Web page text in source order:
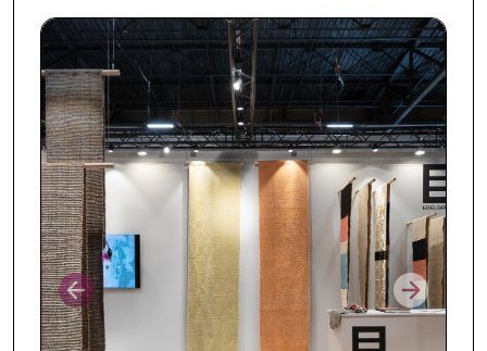
Next
Prev